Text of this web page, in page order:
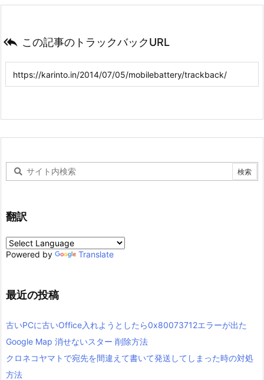
 この記事のトラックバックURL
翻訳
Powered by Translate
最近の投稿
古いPCに古いOffice入れようとしたら0x80073712エラーが出た
Google Map 消せないスター 削除方法
クロネコヤマトで宛先を間違えて書いて発送してしまった時の対処
方法